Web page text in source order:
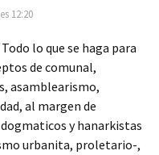
12:20
lo que se haga para
de comunal,
asamblearismo,
al margen de
y hanarkistas
urbanita, proletario-,